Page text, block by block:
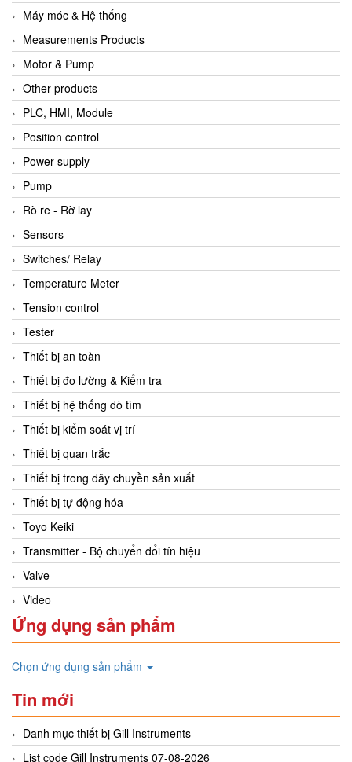
Máy móc & Hệ thống
Measurements Products
Motor & Pump
Other products
PLC, HMI, Module
Position control
Power supply
Pump
Rò re - Rờ lay
Sensors
Switches/ Relay
Temperature Meter
Tension control
Tester
Thiết bị an toàn
Thiết bị đo lường & Kiểm tra
Thiết bị hệ thống dò tìm
Thiết bị kiểm soát vị trí
Thiết bị quan trắc
Thiết bị trong dây chuyền sản xuất
Thiết bị tự động hóa
Toyo Keiki
Transmitter - Bộ chuyển đổi tín hiệu
Valve
Video
Ứng dụng sản phẩm
Chọn ứng dụng sản phẩm
Tin mới
Danh mục thiết bị Gill Instruments
List code Gill Instruments 07-08-2026